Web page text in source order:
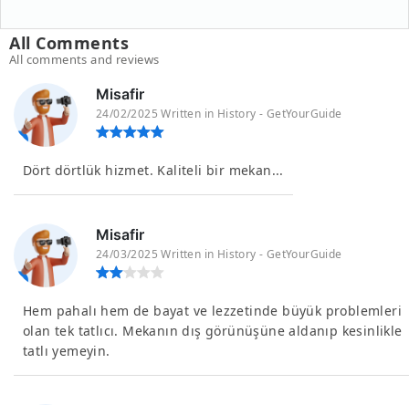
All Comments
All comments and reviews
Misafir
24/02/2025 Written in History - GetYourGuide
Dört dörtlük hizmet. Kaliteli bir mekan...
Misafir
24/03/2025 Written in History - GetYourGuide
Hem pahalı hem de bayat ve lezzetinde büyük problemleri
olan tek tatlıcı. Mekanın dış görünüşüne aldanıp kesinlikle
tatlı yemeyin.